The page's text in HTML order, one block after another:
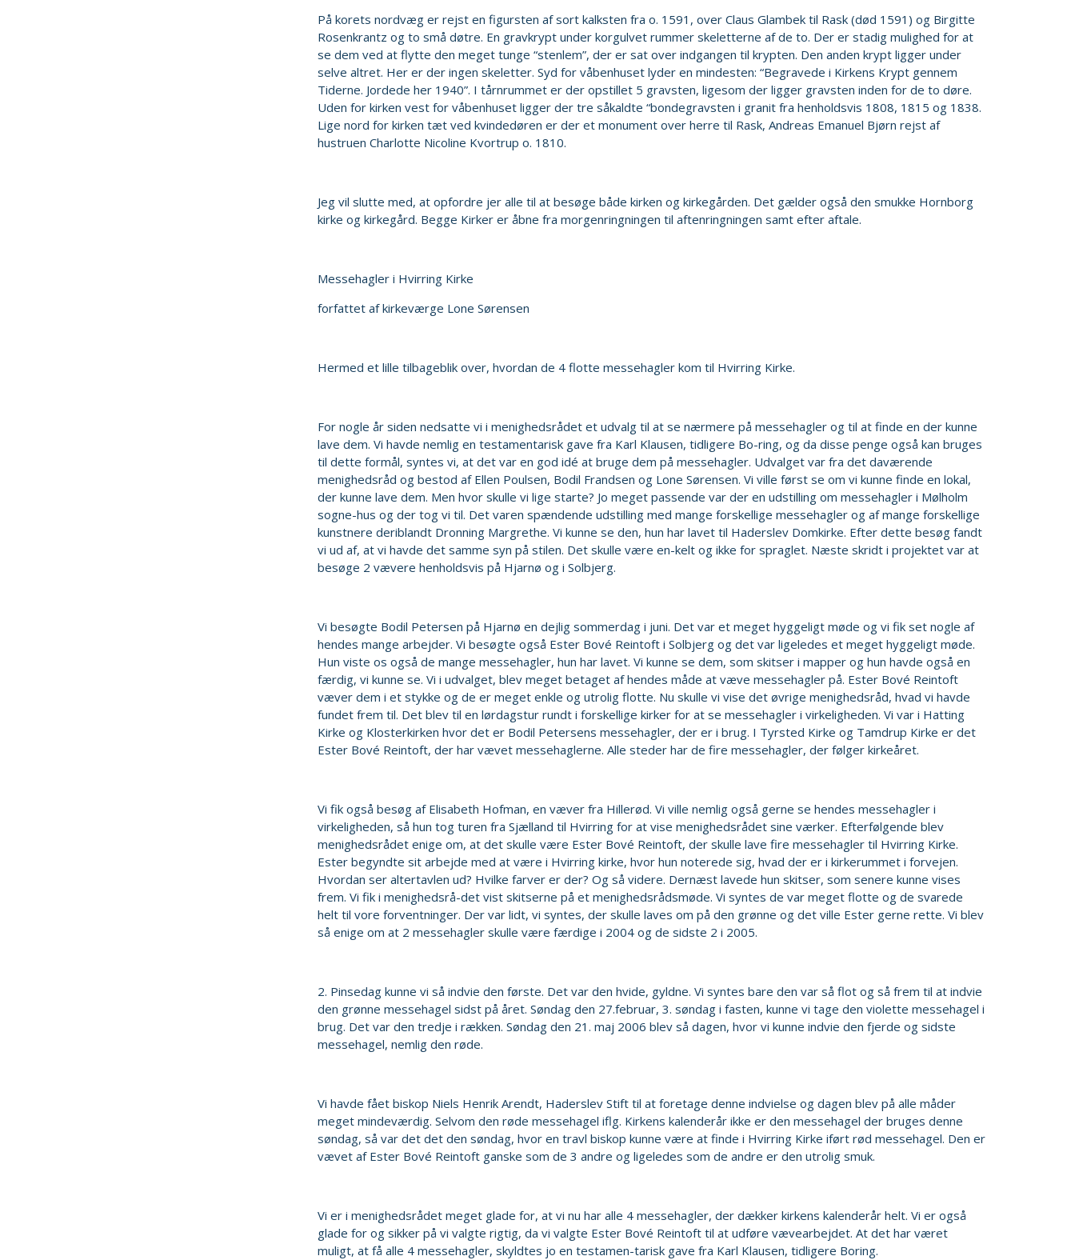
På korets nordvæg er rejst en figursten af sort kalksten fra o. 1591, over Claus Glambek til Rask (død 1591) og Birgitte
Rosenkrantz og to små døtre. En gravkrypt under korgulvet rummer skeletterne af de to. Der er stadig mulighed for at
se dem ved at flytte den meget tunge “stenlem”, der er sat over indgangen til krypten. Den anden krypt ligger under
selve altret. Her er der ingen skeletter. Syd for våbenhuset lyder en mindesten: “Begravede i Kirkens Krypt gennem
Tiderne. Jordede her 1940”. I tårnrummet er der opstillet 5 gravsten, ligesom der ligger gravsten inden for de to døre.
Uden for kirken vest for våbenhuset ligger der tre såkaldte “bondegravsten i granit fra henholdsvis 1808, 1815 og 1838.
Lige nord for kirken tæt ved kvindedøren er der et monument over herre til Rask, Andreas Emanuel Bjørn rejst af
hustruen Charlotte Nicoline Kvortrup o. 1810.
Jeg vil slutte med, at opfordre jer alle til at besøge både kirken og kirkegården. Det gælder også den smukke Hornborg
kirke og kirkegård. Begge Kirker er åbne fra morgenringningen til aftenringningen samt efter aftale.
Messehagler i Hvirring Kirke
forfattet af kirkeværge Lone Sørensen
Hermed et lille tilbageblik over, hvordan de 4 flotte messehagler kom til Hvirring Kirke.
For nogle år siden nedsatte vi i menighedsrådet et udvalg til at se nærmere på messehagler og til at finde en der kunne
lave dem. Vi havde nemlig en testamentarisk gave fra Karl Klausen, tidligere Bo-ring, og da disse penge også kan bruges
til dette formål, syntes vi, at det var en god idé at bruge dem på messehagler. Udvalget var fra det daværende
menighedsråd og bestod af Ellen Poulsen, Bodil Frandsen og Lone Sørensen. Vi ville først se om vi kunne finde en lokal,
der kunne lave dem. Men hvor skulle vi lige starte? Jo meget passende var der en udstilling om messehagler i Mølholm
sogne-hus og der tog vi til. Det varen spændende udstilling med mange forskellige messehagler og af mange forskellige
kunstnere deriblandt Dronning Margrethe. Vi kunne se den, hun har lavet til Haderslev Domkirke. Efter dette besøg fandt
vi ud af, at vi havde det samme syn på stilen. Det skulle være en-kelt og ikke for spraglet. Næste skridt i projektet var at
besøge 2 vævere henholdsvis på Hjarnø og i Solbjerg.
Vi besøgte Bodil Petersen på Hjarnø en dejlig sommerdag i juni. Det var et meget hyggeligt møde og vi fik set nogle af
hendes mange arbejder. Vi besøgte også Ester Bové Reintoft i Solbjerg og det var ligeledes et meget hyggeligt møde.
Hun viste os også de mange messehagler, hun har lavet. Vi kunne se dem, som skitser i mapper og hun havde også en
færdig, vi kunne se. Vi i udvalget, blev meget betaget af hendes måde at væve messehagler på. Ester Bové Reintoft
væver dem i et stykke og de er meget enkle og utrolig flotte. Nu skulle vi vise det øvrige menighedsråd, hvad vi havde
fundet frem til. Det blev til en lørdagstur rundt i forskellige kirker for at se messehagler i virkeligheden. Vi var i Hatting
Kirke og Klosterkirken hvor det er Bodil Petersens messehagler, der er i brug. I Tyrsted Kirke og Tamdrup Kirke er det
Ester Bové Reintoft, der har vævet messehaglerne. Alle steder har de fire messehagler, der følger kirkeåret.
Vi fik også besøg af Elisabeth Hofman, en væver fra Hillerød. Vi ville nemlig også gerne se hendes messehagler i
virkeligheden, så hun tog turen fra Sjælland til Hvirring for at vise menighedsrådet sine værker. Efterfølgende blev
menighedsrådet enige om, at det skulle være Ester Bové Reintoft, der skulle lave fire messehagler til Hvirring Kirke.
Ester begyndte sit arbejde med at være i Hvirring kirke, hvor hun noterede sig, hvad der er i kirkerummet i forvejen.
Hvordan ser altertavlen ud? Hvilke farver er der? Og så videre. Dernæst lavede hun skitser, som senere kunne vises
frem. Vi fik i menighedsrå-det vist skitserne på et menighedsrådsmøde. Vi syntes de var meget flotte og de svarede
helt til vore forventninger. Der var lidt, vi syntes, der skulle laves om på den grønne og det ville Ester gerne rette. Vi blev
så enige om at 2 messehagler skulle være færdige i 2004 og de sidste 2 i 2005.
2. Pinsedag kunne vi så indvie den første. Det var den hvide, gyldne. Vi syntes bare den var så flot og så frem til at indvie
den grønne messehagel sidst på året. Søndag den 27.februar, 3. søndag i fasten, kunne vi tage den violette messehagel i
brug. Det var den tredje i rækken. Søndag den 21. maj 2006 blev så dagen, hvor vi kunne indvie den fjerde og sidste
messehagel, nemlig den røde.
Vi havde fået biskop Niels Henrik Arendt, Haderslev Stift til at foretage denne indvielse og dagen blev på alle måder
meget mindeværdig. Selvom den røde messehagel iflg. Kirkens kalenderår ikke er den messehagel der bruges denne
søndag, så var det det den søndag, hvor en travl biskop kunne være at finde i Hvirring Kirke iført rød messehagel. Den er
vævet af Ester Bové Reintoft ganske som de 3 andre og ligeledes som de andre er den utrolig smuk.
Vi er i menighedsrådet meget glade for, at vi nu har alle 4 messehagler, der dækker kirkens kalenderår helt. Vi er også
glade for og sikker på vi valgte rigtig, da vi valgte Ester Bové Reintoft til at udføre vævearbejdet. At det har været
muligt, at få alle 4 messehagler, skyldtes jo en testamen-tarisk gave fra Karl Klausen, tidligere Boring.